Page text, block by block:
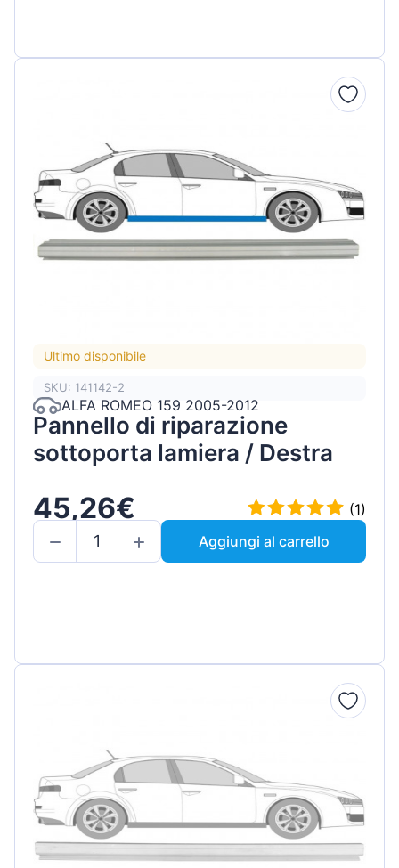
Ultimo disponibile
SKU: 141142-2
ALFA ROMEO 159 2005-2012
Pannello di riparazione
sottoporta lamiera / Destra
45,26€
(1)
Aggiungi al carrello